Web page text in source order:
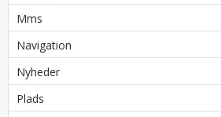
Mms
Navigation
Nyheder
Plads